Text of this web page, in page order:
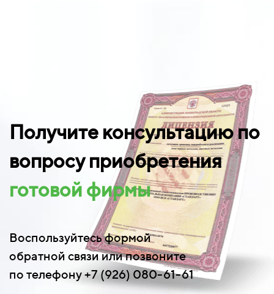
Получите консультацию по
вопросу приобретения
готовой фирмы
Воспользуйтесь формой
обратной связи или позвоните
по телефону +7 (926) 080-61-61